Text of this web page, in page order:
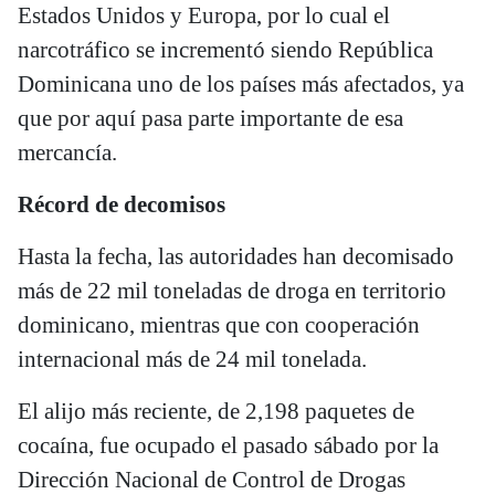
Estados Unidos y Europa, por lo cual el
narcotráfico se incrementó siendo República
Dominicana uno de los países más afectados, ya
que por aquí pasa parte importante de esa
mercancía.
Récord de decomisos
Hasta la fecha, las autoridades han decomisado
más de 22 mil toneladas de droga en territorio
dominicano, mientras que con cooperación
internacional más de 24 mil tonelada.
El alijo más reciente, de 2,198 paquetes de
cocaína, fue ocupado el pasado sábado por la
Dirección Nacional de Control de Drogas